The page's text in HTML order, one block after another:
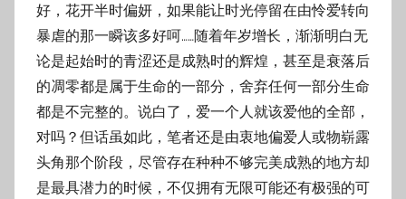
好，花开半时偏妍，如果能让时光停留在由怜爱转向
暴虐的那一瞬该多好呵……随着年岁增长，渐渐明白无
论是起始时的青涩还是成熟时的辉煌，甚至是衰落后
的凋零都是属于生命的一部分，舍弃任何一部分生命
都是不完整的。说白了，爱一个人就该爱他的全部，
对吗？但话虽如此，笔者还是由衷地偏爱人或物崭露
头角那个阶段，尽管存在种种不够完美成熟的地方却
是最具潜力的时候，不仅拥有无限可能还有极强的可